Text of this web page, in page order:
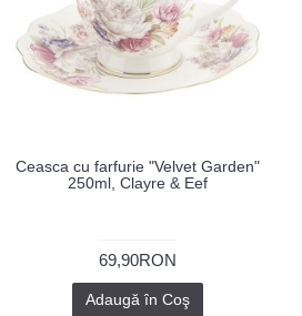
Ceasca cu farfurie "Velvet Garden"
250ml, Clayre & Eef
69,90RON
Adaugă în Coş